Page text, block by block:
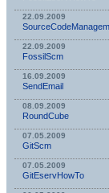
22.09.2009
22.09.2009
FossilScm
16.09.2009
SendEmail
08.09.2009
RoundCube
07.05.2009
GitScm
07.05.2009
GitEservHowTo